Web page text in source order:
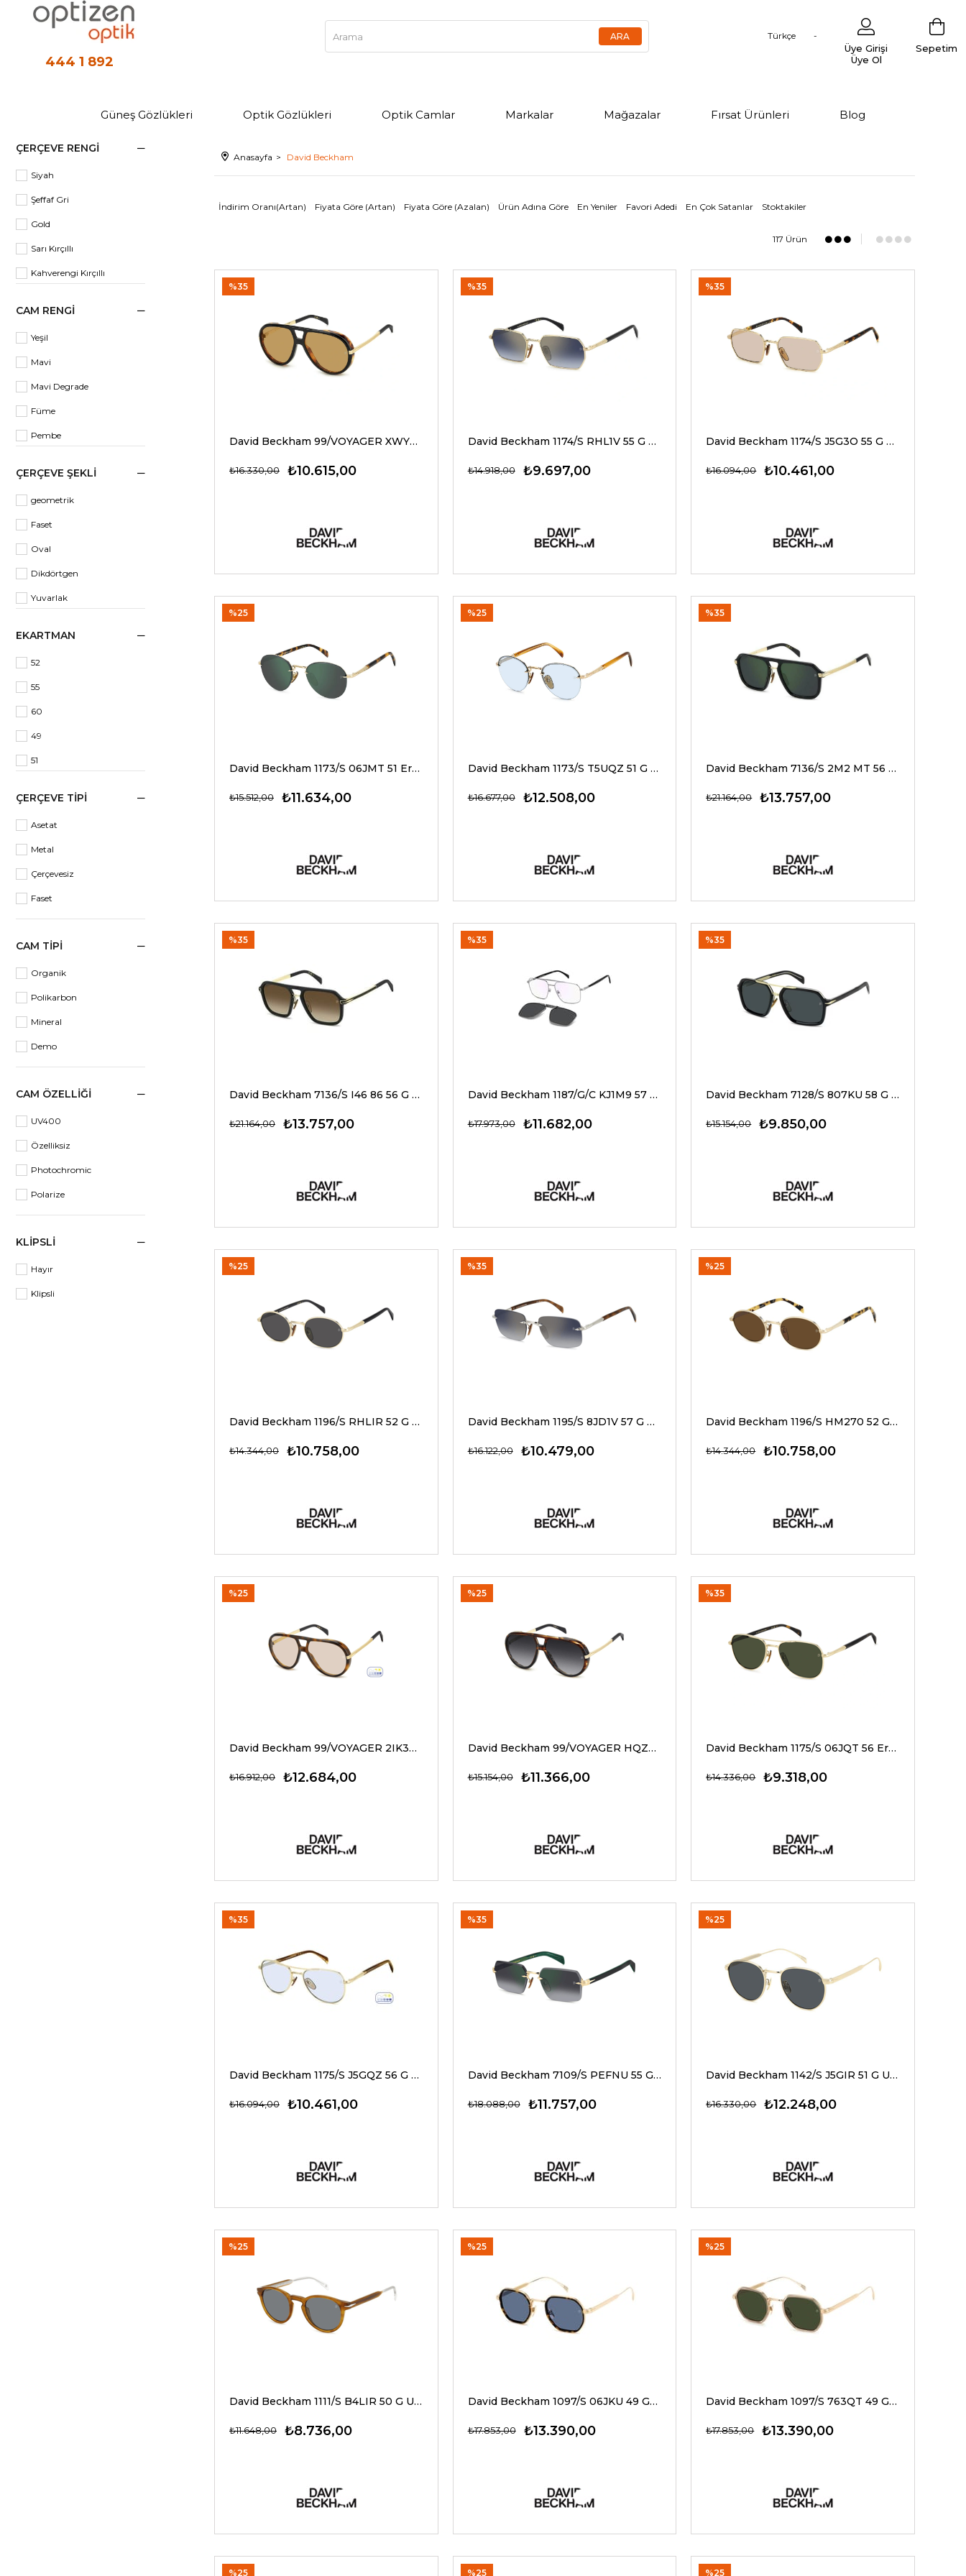
444 1 892
Türkçe
Sepetim
Üye Girişi
Üye Ol
Güneş Gözlükleri Optik Gözlükleri Optik Camlar Markalar Mağazalar Fırsat Ürünleri Blog
ÇERÇEVE RENGI
Siyah
Şeffaf Gri
Gold
Sarı Kırçıllı
Kahverengi Kırçıllı
Kahverengi
Yeşil
Gümüş
CAM RENGI
Yeşil
Mavi
Mavi Degrade
Füme
Pembe
Füme Degrade
Rose
ÇERÇEVE ŞEKLI
geometrik
Faset
Oval
Dikdörtgen
Yuvarlak
EKARTMAN
52
55
60
49
51
ÇERÇEVE TIPI
Asetat
Metal
Çerçevesiz
Faset
CAM TIPI
Organik
Polikarbon
Mineral
Demo
CAM ÖZELLIĞI
UV400
Özelliksiz
Photochromic
Polarize
KLIPSLI
Hayır
Klipsli
Anasayfa David Beckham
İndirim Oranı(Artan) Fiyata Göre (Artan) Fiyata Göre (Azalan) Ürün Adına Göre En Yeniler Favori Adedi En Çok Satanlar Stoktakiler
117 Ürün
David Beckham 99/VOYAGER XWYVS 61 G Unisex Güneş Gözlükleri
₺10.615,00
₺16.330,00
%35
David Beckham 1174/S RHL1V 55 G Unisex Güneş Gözlükleri
₺9.697,00
₺14.918,00
%35
David Beckham 1174/S J5G3O 55 G David Beckham Güneş Gözlükleri
₺10.461,00
₺16.094,00
%35
David Beckham 1173/S 06JMT 51 Erkek Güneş Gözlükleri
₺11.634,00
₺15.512,00
%25
David Beckham 1173/S T5UQZ 51 G Unisex Güneş Gözlükleri
₺12.508,00
₺16.677,00
%25
David Beckham 7136/S 2M2 MT 56 G Erkek Güneş Gözlükleri
₺13.757,00
₺21.164,00
%35
David Beckham 7136/S I46 86 56 G Erkek Güneş Gözlükleri
₺13.757,00
₺21.164,00
%35
David Beckham 1187/G/C KJ1M9 57 G Erkek Güneş Gözlükleri
₺11.682,00
₺17.973,00
%35
David Beckham 7128/S 807KU 58 G Erkek Güneş Gözlükleri
₺9.850,00
₺15.154,00
%35
David Beckham 1196/S RHLIR 52 G Erkek Güneş Gözlükleri
₺10.758,00
₺14.344,00
%25
David Beckham 1195/S 8JD1V 57 G Erkek Güneş Gözlükleri
₺10.479,00
₺16.122,00
%35
David Beckham 1196/S HM270 52 G Erkek Güneş Gözlükleri
₺10.758,00
₺14.344,00
%25
David Beckham 99/VOYAGER 2IK3O 61 G Unisex Güneş Gözlükleri
₺12.684,00
₺16.912,00
%25
David Beckham 99/VOYAGER HQZ9O 61 G Unisex Güneş Gözlükleri
₺11.366,00
₺15.154,00
%25
David Beckham 1175/S 06JQT 56 Erkek Güneş Gözlükleri
₺9.318,00
₺14.336,00
%35
David Beckham 1175/S J5GQZ 56 G Erkek Güneş Gözlükleri
₺10.461,00
₺16.094,00
%35
David Beckham 7109/S PEFNU 55 G Kadın Güneş Gözlükleri
₺11.757,00
₺18.088,00
%35
David Beckham 1142/S J5GIR 51 G Unisex Güneş Gözlükleri
₺12.248,00
₺16.330,00
%25
David Beckham 1111/S B4LIR 50 G Unisex Güneş Gözlükleri
₺8.736,00
₺11.648,00
%25
David Beckham 1097/S 06JKU 49 Güneş Gözlüğü
₺13.390,00
₺17.853,00
%25
David Beckham 1097/S 763QT 49 G Unisex Güneş Gözlükleri
₺13.390,00
₺17.853,00
%25
%25 %25 %25